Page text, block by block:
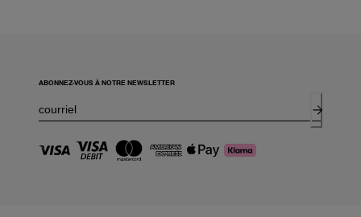
ABONNEZ-VOUS À NOTRE NEWSLETTER